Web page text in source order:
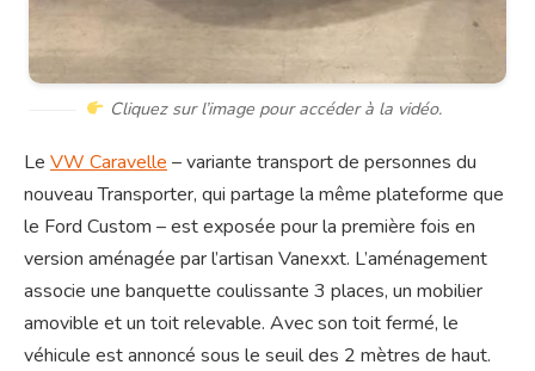
Cliquez sur l’image pour accéder à la vidéo.
Le VW Caravelle – variante transport de personnes du
nouveau Transporter, qui partage la même plateforme que
le Ford Custom – est exposée pour la première fois en
version aménagée par l’artisan Vanexxt. L’aménagement
associe une banquette coulissante 3 places, un mobilier
amovible et un toit relevable. Avec son toit fermé, le
véhicule est annoncé sous le seuil des 2 mètres de haut.